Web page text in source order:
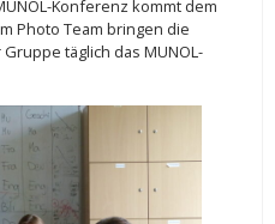
Konferenz kommt dem
Photo Team bringen die
täglich das MUNOL-